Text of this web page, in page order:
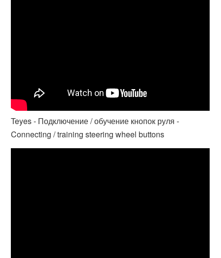
Teyes - Подключение / обучение кнопок руля -
Connecting / training steering wheel buttons